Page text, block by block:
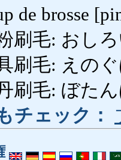
de brosse
刷毛: おし
刷毛: えの
刷毛: ぼた
チェック：